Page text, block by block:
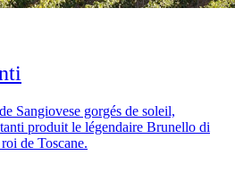
Sangiovese gorgés de soleil,
produit le légendaire Brunello di
de Toscane.